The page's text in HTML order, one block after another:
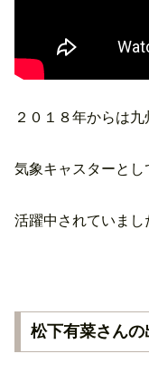
２０１８年からは
気象キャスターとし
活躍中されていまし
松下有菜さんの